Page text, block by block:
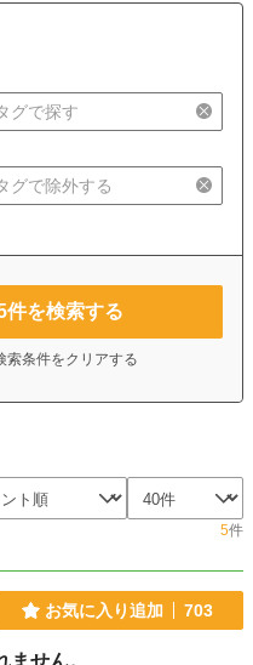
件を検索する
索条件をクリアする
5件
お気に入り追加 703
ません。